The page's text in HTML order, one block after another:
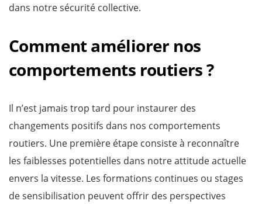
dans notre sécurité collective.
Comment améliorer nos
comportements routiers ?
Il n’est jamais trop tard pour instaurer des
changements positifs dans nos comportements
routiers. Une première étape consiste à reconnaître
les faiblesses potentielles dans notre attitude actuelle
envers la vitesse. Les formations continues ou stages
de sensibilisation peuvent offrir des perspectives